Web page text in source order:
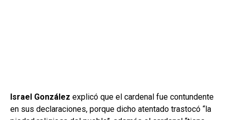
Israel González explicó que el cardenal fue contundente
en sus declaraciones, porque dicho atentado trastocó “la